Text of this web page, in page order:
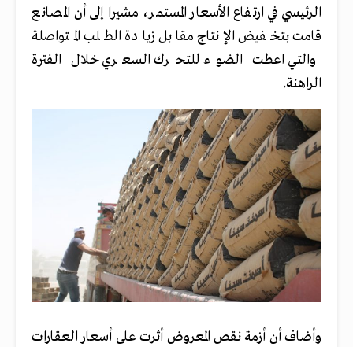
الرئيسي في ارتفاع الأسعار المستمر، مشيرا إلى أن المصانع
قامت بتخفيض الإنتاج مقابل زيادة الطلب المتواصلة
والتي اعطت الضوء للتحرك السعري خلال الفترة
الراهنة.
وأضاف أن أزمة نقص المعروض أثرت على أسعار العقارات